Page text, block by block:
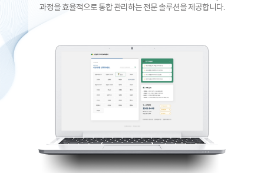
과정을 효율적으로 통합 관리하는 전문 솔루션을 제공합니다.